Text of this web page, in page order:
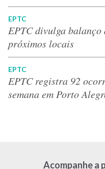
EPTC
EPTC divulga
próximos locais
EPTC
EPTC registra 92
semana em Porto
Acompanhe a